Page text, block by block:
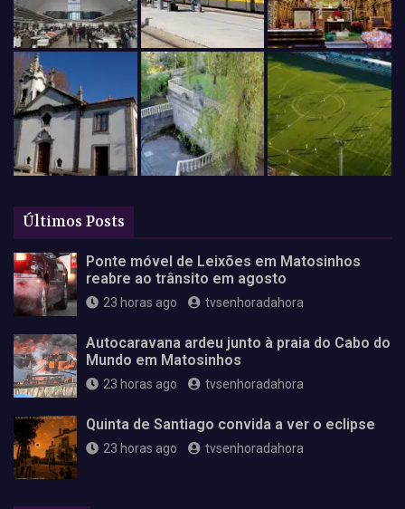
Últimos Posts
Ponte móvel de Leixões em Matosinhos
reabre ao trânsito em agosto
23 horas ago tvsenhoradahora
Autocaravana ardeu junto à praia do Cabo do
Mundo em Matosinhos
23 horas ago tvsenhoradahora
Quinta de Santiago convida a ver o eclipse
23 horas ago tvsenhoradahora